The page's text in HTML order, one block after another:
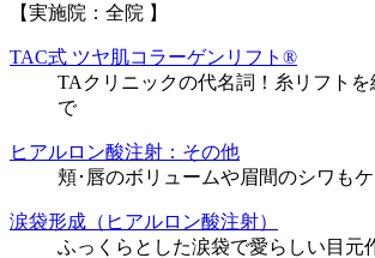
【実施院：全院 】
TAC式 ツヤ肌コラーゲンリフト®
TAクリニックの代名詞！糸リフト
で
ヒアルロン酸注射：その他
頬･唇のボリュームや眉間のシワも
涙袋形成（ヒアルロン酸注射）
ふっくらとした涙袋で愛らしい目元